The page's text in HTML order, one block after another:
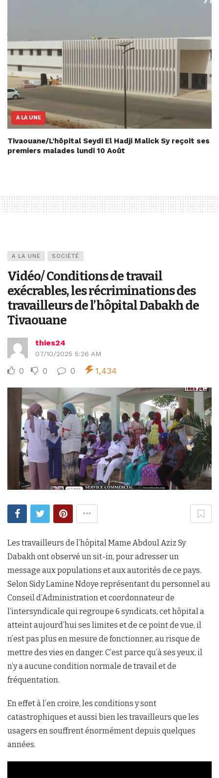
A LA UNE
Tivaouane/L’hôpital Seydi El Hadji Malick Sy reçoit ses
premiers malades lundi 10 Août
A LA UNE SOCIÉTÉ
Vidéo/ Conditions de travail
exécrables, les récriminations des
travailleurs de l’hôpital Dabakh de
Tivaouane
thies24
07/10/2025 5:26 AM
0 0 0 1,434
Les travailleurs de l’hôpital Mame Abdoul Aziz Sy
Dabakh ont observé un sit-in, pour adresser un
message aux populations et aux autorités de ce pays.
Selon Sidy Lamine Ndoye représentant du personnel au
Conseil d’Administration et coordonnateur de
l’intersyndicale qui regroupe 6 syndicats, cet hôpital a
atteint aujourd’hui ses limites et de ce point de vue, il
n’est pas plus en mesure de fonctionner, au risque de
mettre des vies en danger. C’est parce qu’à ses yeux, il
n’y a aucune condition normale de travail et de
fréquentation.
En effet à l’en croire, les conditions y sont
catastrophiques et aussi bien les travailleurs que les
usagers en souffrent énormément depuis quelques
années.